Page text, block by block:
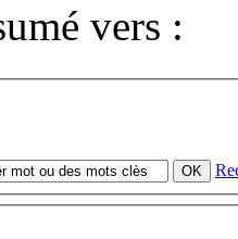
vers :